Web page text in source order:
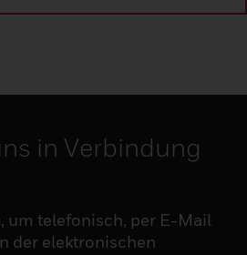
in Verbindung
um telefonisch, per E-Mail
der elektronischen